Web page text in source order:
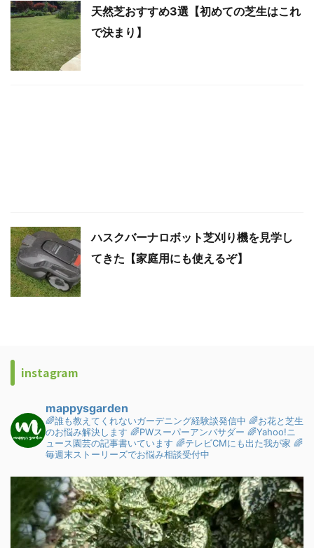
天然芝おすすめ3選【初めての芝生はこれ
で決まり】
ハスクバーナロボット芝刈り機を見学し
てきた【家庭用にも使えるぞ】
instagram
mappysgarden
🌈誰も教えてくれないガーデニング経験談発信中 🌈お花と芝生
のお悩み解決します 🌈PWスーパーアンバサダー 🌈Yahoo!ニ
ュース園芸の記事書いています 🌈テレビCMにも出た我が家 🌈
毎週末ストーリーズでお悩み相談受付中